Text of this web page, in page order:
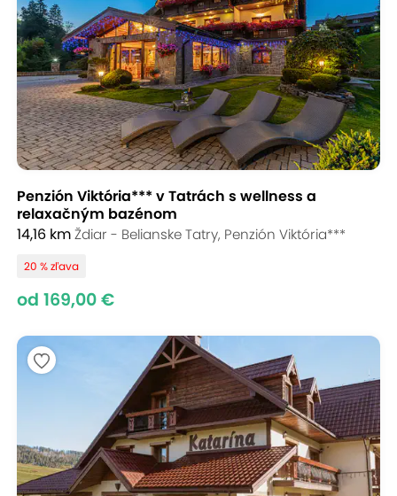
Penzión Viktória*** v Tatrách s wellness a
relaxačným bazénom
14,16 kmŽdiar - Belianske Tatry, Penzión Viktória***
20 % zľava
od 169,00 €